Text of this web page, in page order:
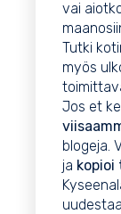
vai
Tutki
myös
Jos et
blogeja.
ja kopioi